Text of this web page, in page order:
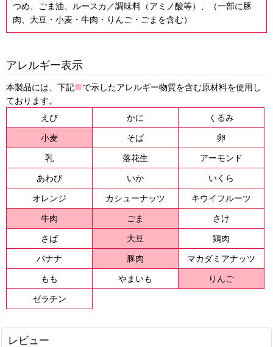
つめ、ごま油、ルースカ／調味料（アミノ酸等）、（一部に豚
肉、大豆・小麦・牛肉・りんご・ごまを含む）
アレルギー表示
本製品には、下記■で示したアレルギー物質を含む原材料を使用し
ております。
えび
かに
くるみ
小麦
そば
卵
乳
落花生
アーモンド
あわび
いか
いくら
オレンジ
カシューナッツ
キウイフルーツ
牛肉
ごま
さけ
さば
大豆
鶏肉
バナナ
豚肉
マカダミアナッツ
もも
やまいも
りんご
ゼラチン
レビュー